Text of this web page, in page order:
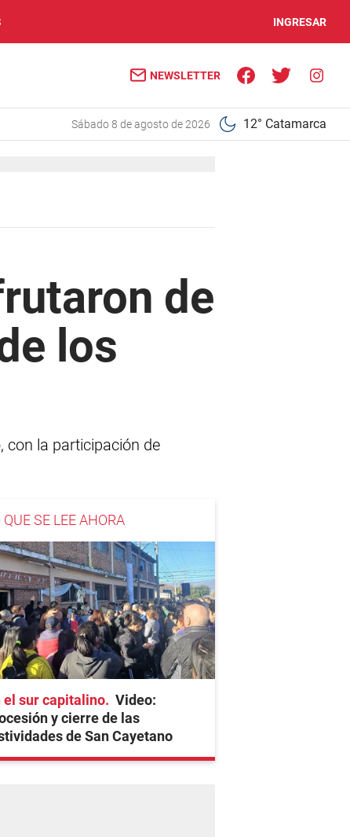
INGRESAR
NEWSLETTER
sábado 8 de agosto de 2026 12° Catamarca
de
los
con la participación de
QUE SE LEE AHORA
el sur capitalino
Video:
y cierre de las
de San Cayetano